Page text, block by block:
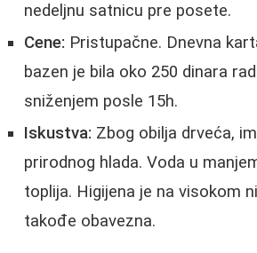
nedeljnu satnicu pre posete.
Cene: Pristupačne. Dnevna
bazen je bila oko 250 dinara
sniženjem posle 15h.
Iskustva: Zbog obilja drveća,
prirodnog hlada. Voda u
toplija. Higijena je na visokom
takođe obavezna.